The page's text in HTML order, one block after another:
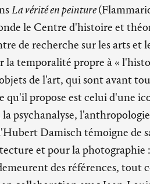
La vérité en peinture
le Centre d'histoire et
de recherche sur les arts et
temporalité propre à «
de l'art, qui sont avant
qu'il propose est celui d'une
psychanalyse,
Damisch témoigne de
et pour la photographie :
des références, tout